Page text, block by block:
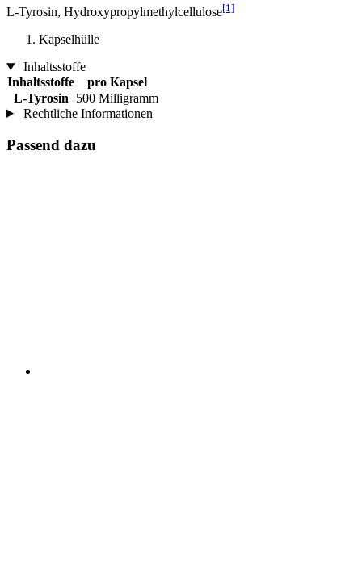
L-Tyrosin, Hydroxypropylmethylcellulose[1]
Kapselhülle
Inhaltsstoffe
Inhaltsstoffe
pro Kapsel
L-Tyrosin
500 Milligramm
Rechtliche Informationen
Passend dazu